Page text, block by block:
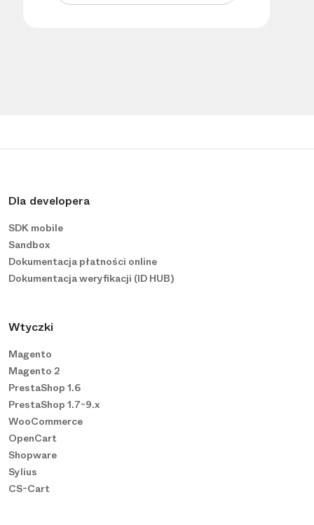
Dla developera
SDK mobile
Sandbox
Dokumentacja płatności online
Dokumentacja weryfikacji (ID HUB)
Wtyczki
Magento
Magento 2
PrestaShop 1.6
PrestaShop 1.7-9.x
WooCommerce
OpenCart
Shopware
Sylius
CS-Cart